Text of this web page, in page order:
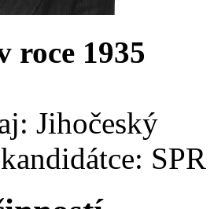
roce 1935
Jihočeský
SPR